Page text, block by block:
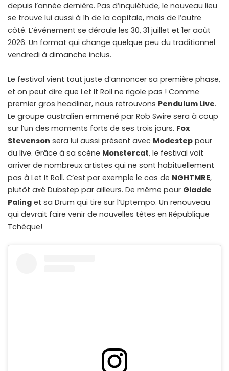
depuis l’année dernière. Pas d’inquiétude, le nouveau lieu
se trouve lui aussi à 1h de la capitale, mais de l’autre
côté. L’événement se déroule les 30, 31 juillet et 1er août
2026. Un format qui change quelque peu du traditionnel
vendredi à dimanche inclus.
Le festival vient tout juste d’annoncer sa première phase,
et on peut dire que Let It Roll ne rigole pas ! Comme
premier gros headliner, nous retrouvons Pendulum Live.
Le groupe australien emmené par Rob Swire sera à coup
sur l’un des moments forts de ses trois jours. Fox
Stevenson sera lui aussi présent avec Modestep pour
du live. Grâce à sa scène Monstercat, le festival voit
arriver de nombreux artistes qui ne sont habituellement
pas à Let It Roll. C’est par exemple le cas de NGHTMRE,
plutôt axé Dubstep par ailleurs. De même pour Gladde
Paling et sa Drum qui tire sur l’Uptempo. Un renouveau
qui devrait faire venir de nouvelles têtes en République
Tchèque!